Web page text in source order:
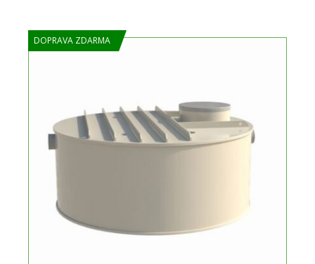
DOPRAVA ZDARMA